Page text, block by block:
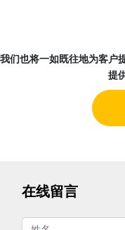
我们也将一如既往地为客户
提
在线留言